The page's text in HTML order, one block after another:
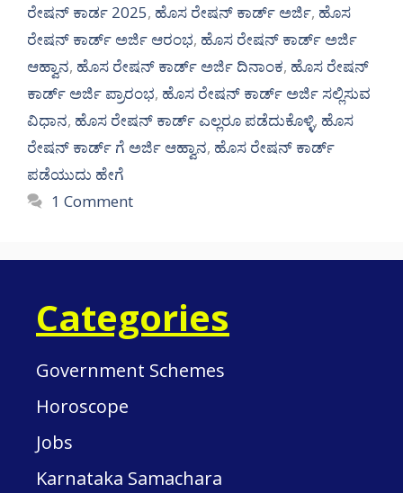
ರೇಷನ್ ಕಾರ್ಡ 2025, ಹೊಸ ರೇಷನ್ ಕಾರ್ಡ್ ಅರ್ಜಿ, ಹೊಸ
ರೇಷನ್ ಕಾರ್ಡ್ ಅರ್ಜಿ ಆರಂಭ, ಹೊಸ ರೇಷನ್ ಕಾರ್ಡ್ ಅರ್ಜಿ
ಆಹ್ವಾನ, ಹೊಸ ರೇಷನ್ ಕಾರ್ಡ್ ಅರ್ಜಿ ದಿನಾಂಕ, ಹೊಸ ರೇಷನ್
ಕಾರ್ಡ್ ಅರ್ಜಿ ಪ್ರಾರಂಭ, ಹೊಸ ರೇಷನ್ ಕಾರ್ಡ್ ಅರ್ಜಿ ಸಲ್ಲಿಸುವ
ವಿಧಾನ, ಹೊಸ ರೇಷನ್ ಕಾರ್ಡ್ ಎಲ್ಲರೂ ಪಡೆದುಕೊಳ್ಳಿ, ಹೊಸ
ರೇಷನ್ ಕಾರ್ಡ್ ಗೆ ಅರ್ಜಿ ಆಹ್ವಾನ, ಹೊಸ ರೇಷನ್ ಕಾರ್ಡ್
ಪಡೆಯುದು ಹೇಗೆ
1 Comment
Categories
Government Schemes
Horoscope
Jobs
Karnataka Samachara